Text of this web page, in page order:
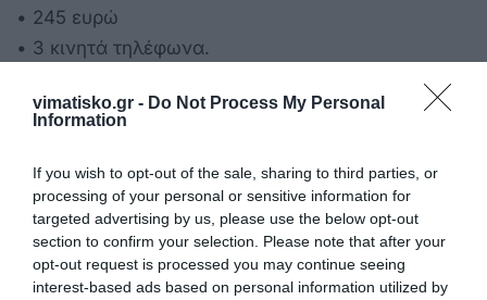
vimatisko.gr - Do Not Process My Personal
Information
If you wish to opt-out of the sale, sharing to third parties, or
processing of your personal or sensitive information for
targeted advertising by us, please use the below opt-out
section to confirm your selection. Please note that after your
opt-out request is processed you may continue seeing
interest-based ads based on personal information utilized by
• 245 ευρώ
• 3 κινητά τηλέφωνα.
Επίσης, κατασχέθηκε το όχημα που
χρησιμοποιούσαν.
rodiaki.gr